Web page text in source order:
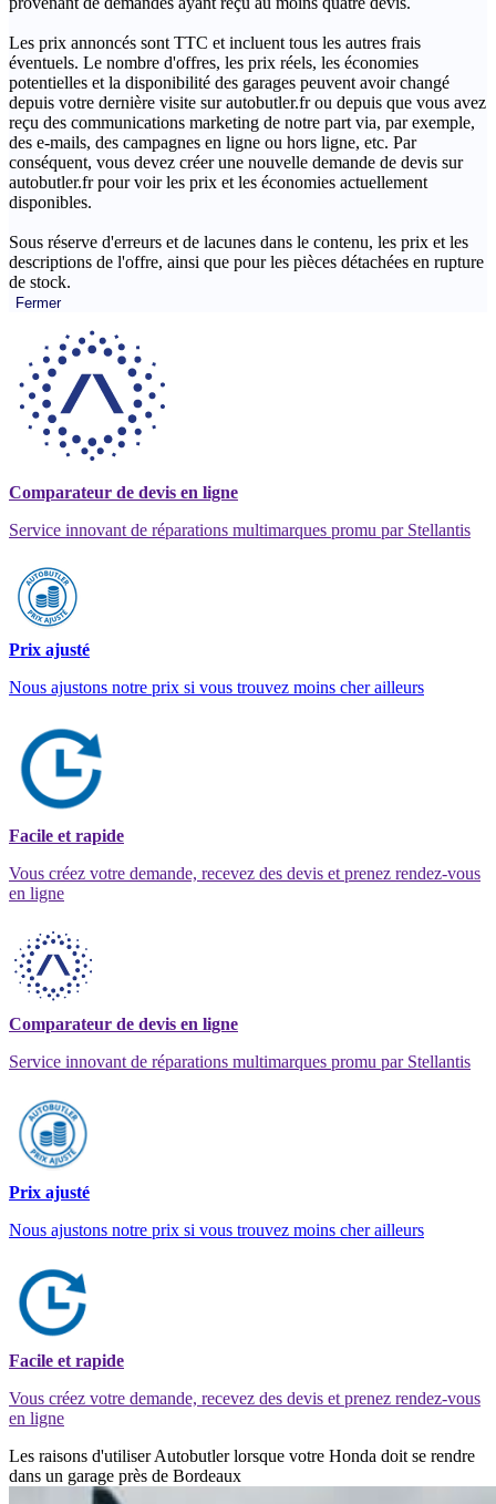
Les prix annoncés sont TTC et incluent tous les autres frais
éventuels. Le nombre d'offres, les prix réels, les économies
potentielles et la disponibilité des garages peuvent avoir changé
depuis votre dernière visite sur autobutler.fr ou depuis que vous avez
reçu des communications marketing de notre part via, par exemple,
des e-mails, des campagnes en ligne ou hors ligne, etc. Par
conséquent, vous devez créer une nouvelle demande de devis sur
autobutler.fr pour voir les prix et les économies actuellement
disponibles.
Sous réserve d'erreurs et de lacunes dans le contenu, les prix et les
descriptions de l'offre, ainsi que pour les pièces détachées en rupture
de stock.
Fermer
Comparateur de devis en ligne
Service innovant de réparations multimarques promu par Stellantis
Prix ajusté
Nous ajustons notre prix si vous trouvez moins cher ailleurs
Facile et rapide
Vous créez votre demande, recevez des devis et prenez rendez-vous
en ligne
Comparateur de devis en ligne
Service innovant de réparations multimarques promu par Stellantis
Prix ajusté
Nous ajustons notre prix si vous trouvez moins cher ailleurs
Facile et rapide
Vous créez votre demande, recevez des devis et prenez rendez-vous
en ligne
Les raisons d'utiliser Autobutler lorsque votre Honda doit se rendre
dans un garage près de Bordeaux